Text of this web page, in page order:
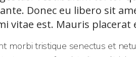
Donec eu libero sit
vitae est. Mauris placerat
morbi tristique senectus et